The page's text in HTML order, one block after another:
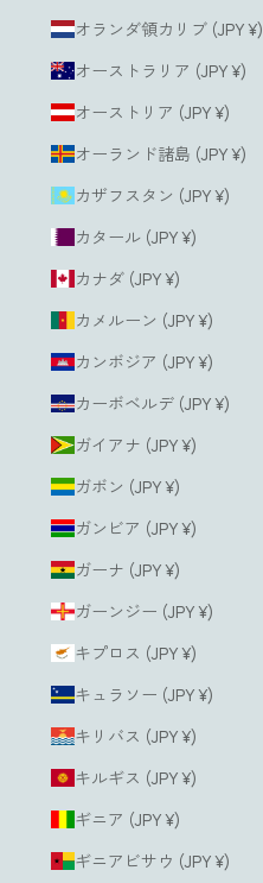
オランダ領カリブ (JPY ¥)
オーストラリア (JPY ¥)
オーストリア (JPY ¥)
オーランド諸島 (JPY ¥)
カザフスタン (JPY ¥)
カタール (JPY ¥)
カナダ (JPY ¥)
カメルーン (JPY ¥)
カンボジア (JPY ¥)
カーボベルデ (JPY ¥)
ガイアナ (JPY ¥)
ガボン (JPY ¥)
ガンビア (JPY ¥)
ガーナ (JPY ¥)
ガーンジー (JPY ¥)
キプロス (JPY ¥)
キュラソー (JPY ¥)
キリバス (JPY ¥)
キルギス (JPY ¥)
ギニア (JPY ¥)
ギニアビサウ (JPY ¥)